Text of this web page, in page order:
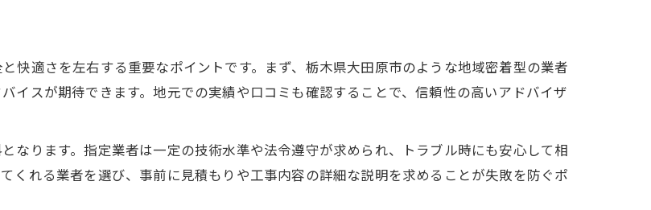
管工事アドバイザー活用のメリット
住まいの安全を守る配管工事の考え方
管工事トラブル発生時の初動対応法
管工事相談から解決までのステップ
快適さを左右する重要なポイントです。まず、栃木県大田原市のような地域密着型の業者
イスが期待できます。地元での実績や口コミも確認することで、信頼性の高いアドバイザ
なります。指定業者は一定の技術水準や法令遵守が求められ、トラブル時にも安心して相
くれる業者を選び、事前に見積もりや工事内容の詳細な説明を求めることが失敗を防ぐポ